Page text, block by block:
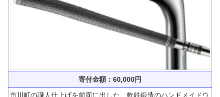
寄付金額：60,000円
市川町の職人仕上げを前面に出した、軟鉄鍛造のハンドメイドウ